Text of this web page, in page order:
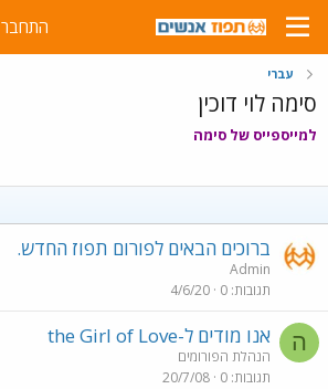
התחבר
עברי
סימה לוי דוכין
למייספייס של סימה
ברוכים הבאים לפורום תפוז החדש.
Admin
תגובות 0
4/6/20
ה אנו מודים ל-the Girl of Love
הנהלת הפורומים
תגובות 0
20/7/08